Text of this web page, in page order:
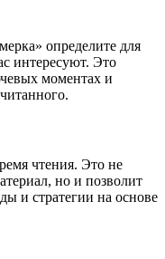
определите для
интересуют. Это
моментах и
чтения. Это не
но и позволит
и стратегии на основе